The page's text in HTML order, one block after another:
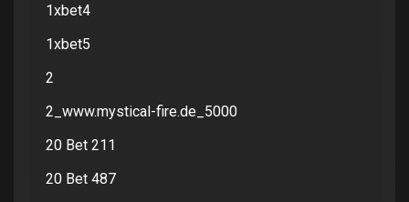
1xbet4
1xbet5
2
2_www.mystical-fire.de_5000
20 Bet 211
20 Bet 487